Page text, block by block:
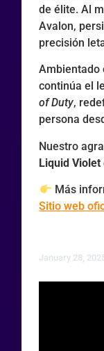
de élite. Al
Avalon,
precisión
continúa el
of Duty,
persona
Nuestro
Liquid Violet
Más
Sitio web
January 28,